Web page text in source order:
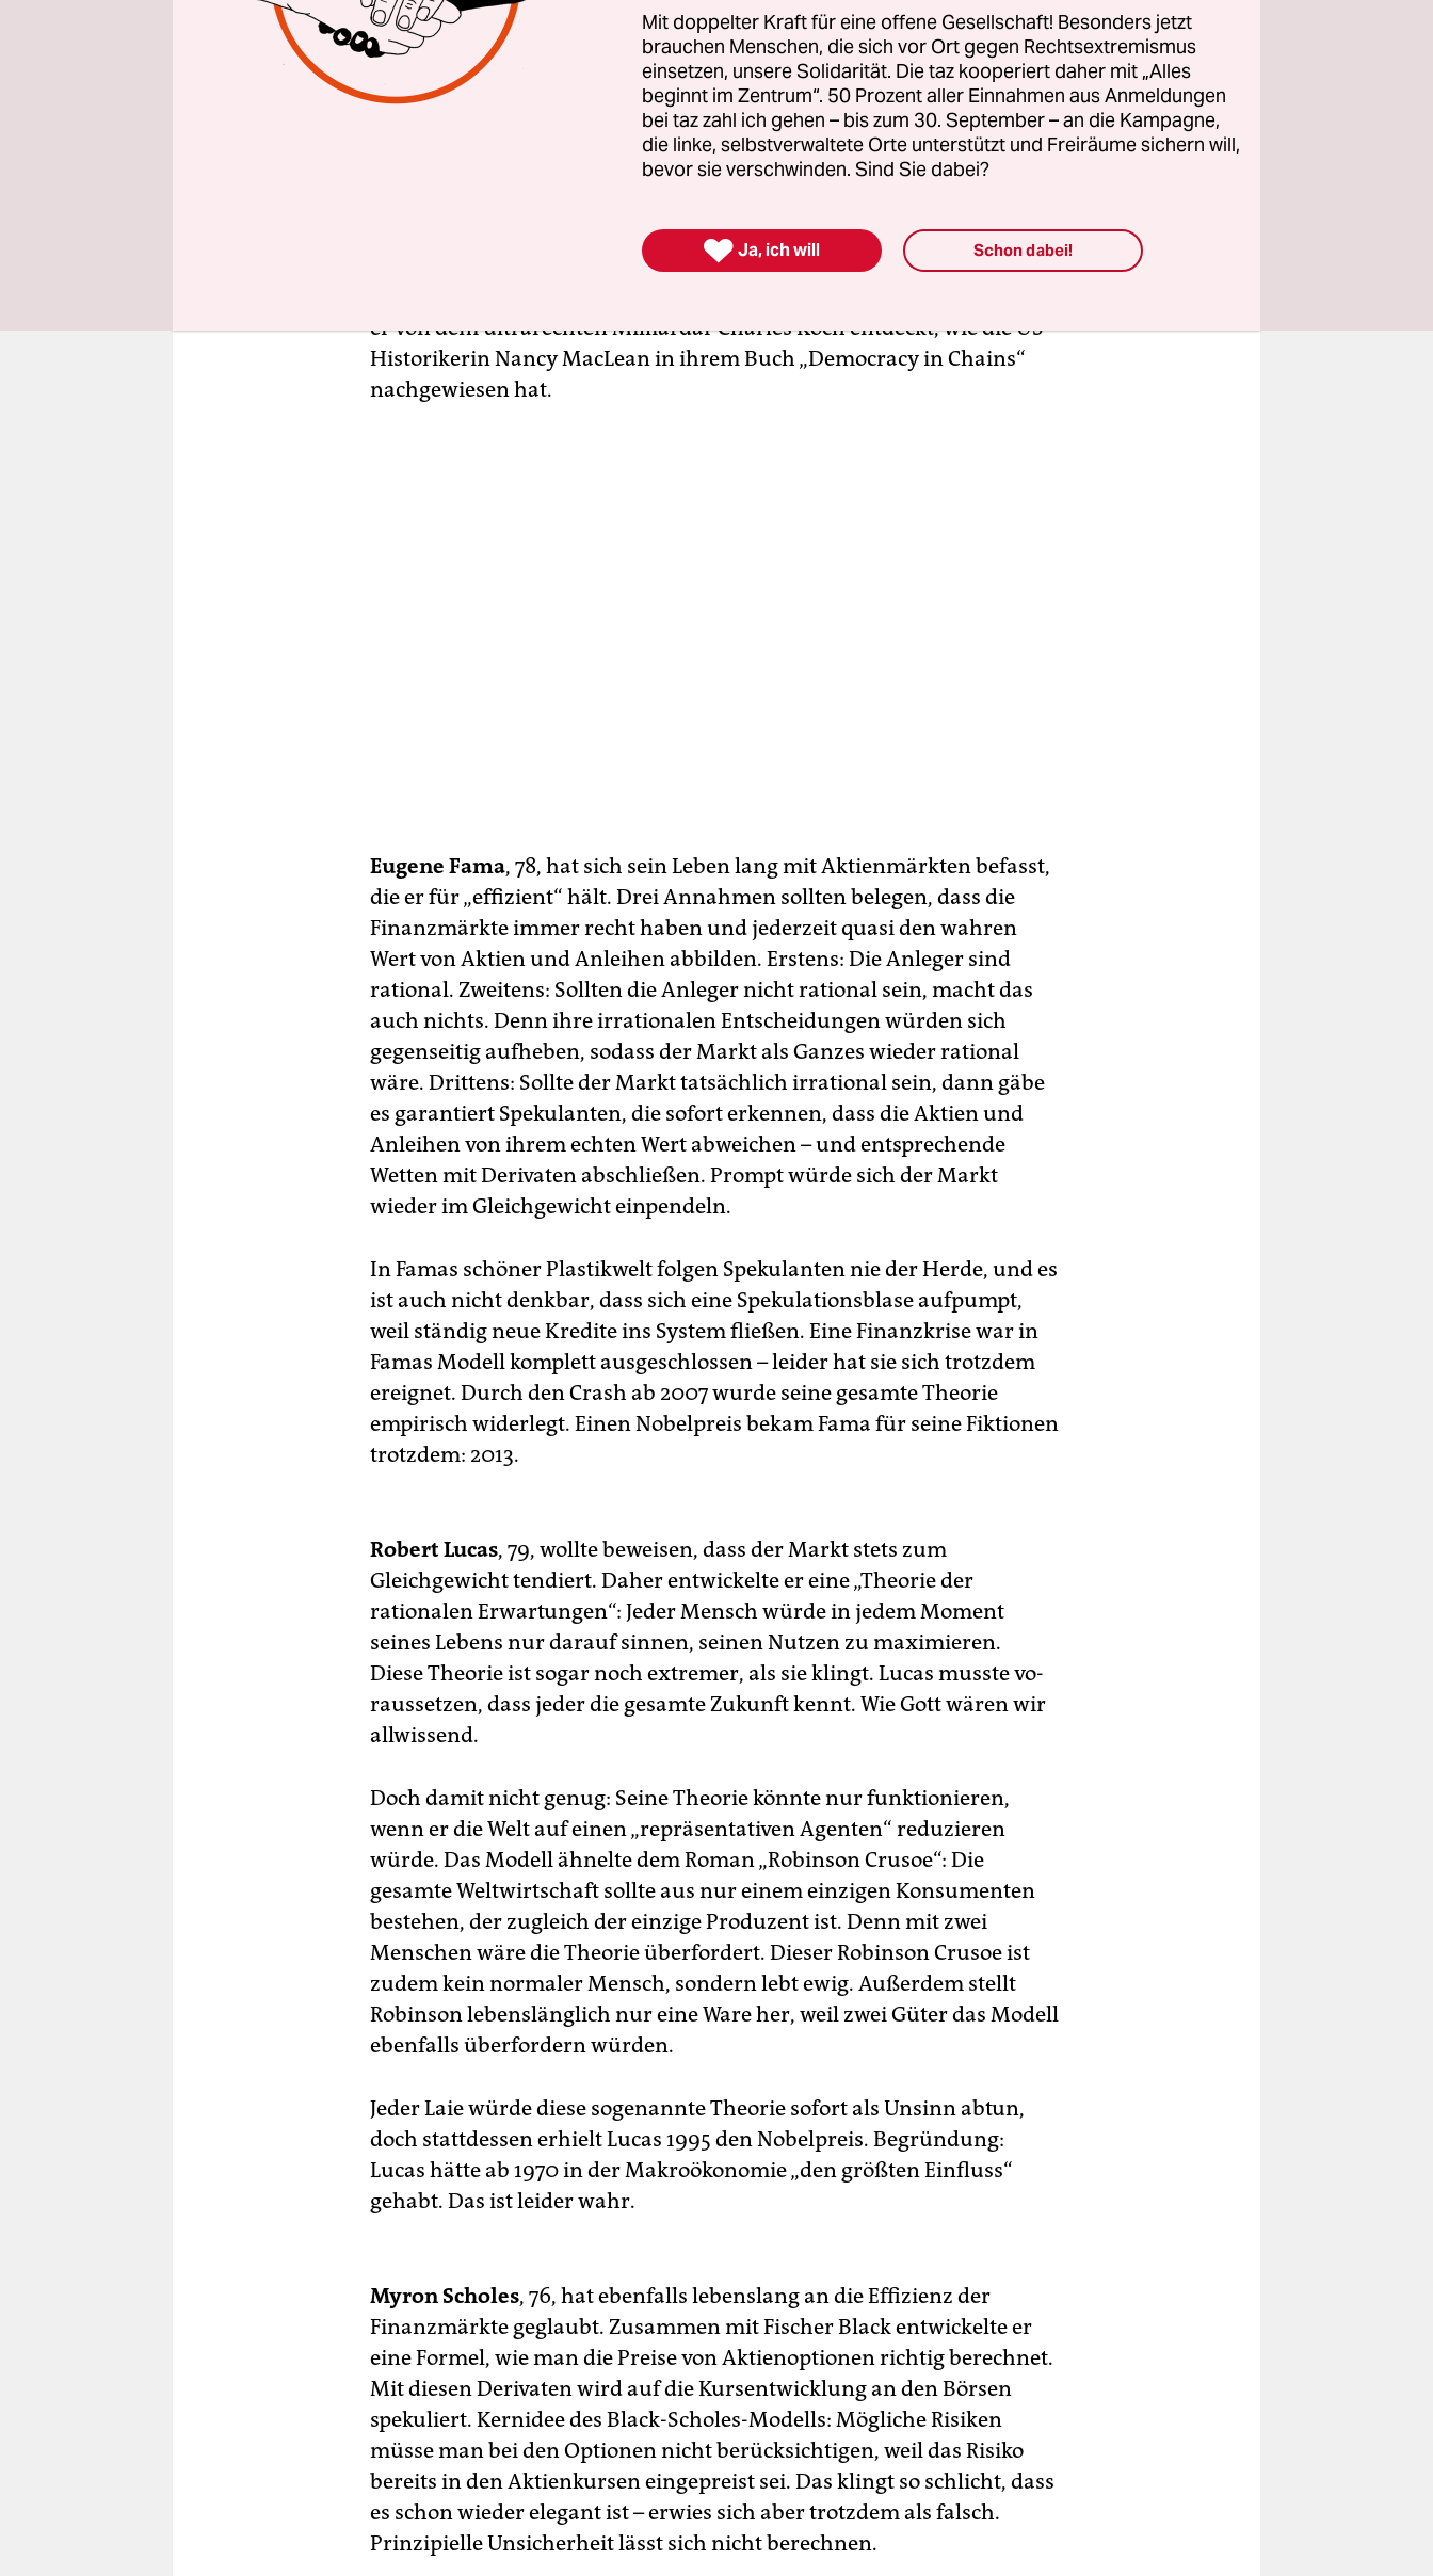
Konsens herrscht. Übersetzt: Er forderte eine Vetomacht für
Unternehmer, während Arbeitern oder Minderheiten keinerlei Rechte
eingeräumt wurden.
Buchanan betrieb keine empirische Forschung. Stattdessen stellte er
abstrakte Gedankenexperimente an, die so konstruiert waren, dass sie
Reaktionäre Unternehmer wussten, was sie an Buchanan hatten, und
förderten ihn früh. Ab 1956 bekam er großzügige Spenden vom Volker
er von dem ultrarechten Milliardär Charles Koch entdeckt, wie die US-
Historikerin Nancy MacLean in ihrem Buch „Democracy in Chains“
nachgewiesen hat.
Eugene Fama, 78, hat sich sein Leben lang mit Aktienmärkten befasst,
die er für „effizient“ hält. Drei Annahmen sollten belegen, dass die
Finanzmärkte immer recht haben und jederzeit quasi den wahren
Wert von Aktien und Anleihen abbilden. Erstens: Die Anleger sind
rational. Zweitens: Sollten die Anleger nicht rational sein, macht das
auch nichts. Denn ihre irra­tionalen Entscheidungen würden sich
gegenseitig aufheben, sodass der Markt als Ganzes wieder rational
wäre. Drittens: Sollte der Markt tatsächlich irratio­nal sein, dann gäbe
es garantiert Spekulanten, die sofort erkennen, dass die Aktien und
Anleihen von ihrem echten Wert abweichen – und entsprechende
Wetten mit Derivaten abschließen. Prompt würde sich der Markt
wieder im Gleichgewicht einpendeln.
In Famas schöner Plastikwelt folgen Spekulanten nie der Herde, und es
ist auch nicht denkbar, dass sich eine Spekulationsblase aufpumpt,
weil ständig neue Kredite ins System fließen. Eine Finanzkrise war in
Famas Modell komplett ausgeschlossen – leider hat sie sich trotzdem
ereignet. Durch den Crash ab 2007 wurde seine gesamte Theorie
empirisch widerlegt. Einen Nobelpreis bekam Fama für seine Fiktionen
trotzdem: 2013.
Robert Lucas, 79, wollte beweisen, dass der Markt stets zum
Gleichgewicht tendiert. Daher entwickelte er eine „Theorie der
rationalen Erwartungen“: Jeder Mensch würde in jedem Moment
seines Lebens nur ­darauf sinnen, seinen Nutzen zu maximieren.
Diese ­Theorie ist sogar noch extremer, als sie klingt. Lucas musste vo­
raus­setzen, dass jeder die gesamte Zukunft kennt. Wie Gott wären wir
allwissend.
Doch damit nicht genug: Seine Theorie könnte nur funktionieren,
wenn er die Welt auf einen „repräsentativen Agenten“ reduzieren
würde. Das Modell ähnelte dem Roman „Robinson Crusoe“: Die
gesamte Weltwirtschaft sollte aus nur einem einzigen Konsumenten
bestehen, der zugleich der einzige Produzent ist. Denn mit zwei
Menschen wäre die Theorie überfordert. Dieser Robinson Crusoe ist
zudem kein normaler Mensch, sondern lebt ewig. Außerdem stellt
Robinson lebenslänglich nur eine Ware her, weil zwei Güter das Modell
ebenfalls überfordern würden.
Jeder Laie würde diese sogenannte Theorie sofort als Unsinn abtun,
doch stattdessen erhielt Lucas 1995 den Nobelpreis. Begründung:
Lucas hätte ab 1970 in der Makroökonomie „den größten Einfluss“
gehabt. Das ist leider wahr.
Myron Scholes, 76, hat ebenfalls lebenslang an die Effizienz der
Finanzmärkte geglaubt. Zusammen mit Fischer Black entwickelte er
eine Formel, wie man die Preise von Aktienoptionen richtig berechnet.
Mit diesen Derivaten wird auf die Kursentwicklung an den Börsen
spekuliert. Kernidee des Black-­Scholes-Modells: Mögliche Risiken
müsse man bei den Optionen nicht berücksichtigen, weil das Risiko
bereits in den Aktienkursen eingepreist sei. Das klingt so schlicht, dass
es schon wieder elegant ist – erwies sich aber trotzdem als falsch.
Prinzipielle Unsicherheit lässt sich nicht berechnen.
Mit doppelter Kraft für eine offene Gesellschaft! Besonders jetzt
brauchen Menschen, die sich vor Ort gegen Rechtsextremismus
einsetzen, unsere Solidarität. Die taz kooperiert daher mit „Alles
beginnt im Zentrum“. 50 Prozent aller Einnahmen aus Anmeldungen
bei taz zahl ich gehen – bis zum 30. September – an die Kampagne,
die linke, selbstverwaltete Orte unterstützt und Freiräume sichern will,
bevor sie verschwinden. Sind Sie dabei?
 Ja, ich will Schon dabei!